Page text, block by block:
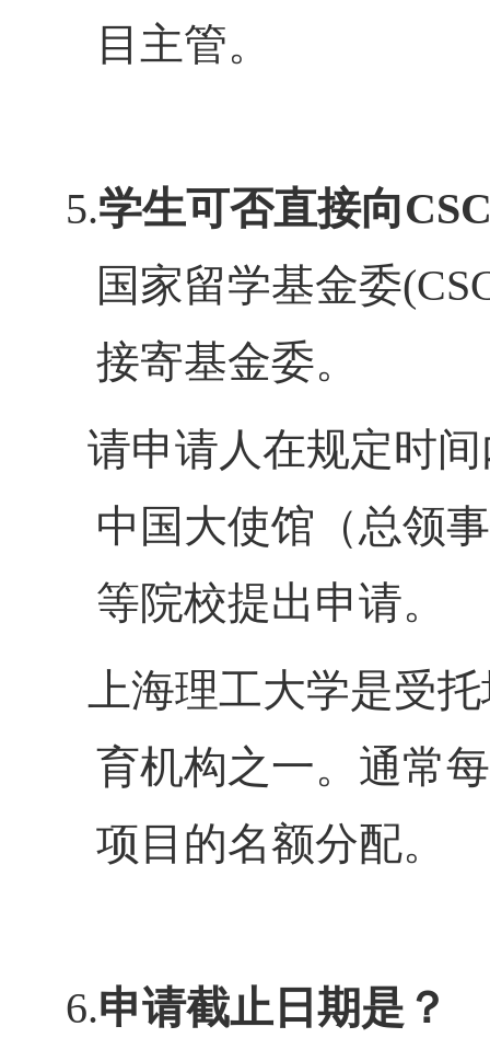
目主管。
5.学生可否直接向
国家留学基金委
接寄基金委。
请申请人在规定时
中国大使馆（总领
等院校提出申请。
上海理工大学是受
育机构之一。通常
项目的名额分配。
6.申请截止日期是？